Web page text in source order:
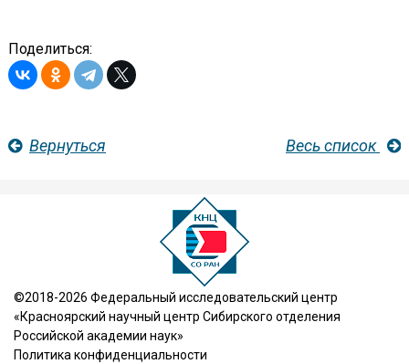
Поделиться:
Вернуться Весь список
©2018-2026 Федеральный исследовательский центр
«Красноярский научный центр Сибирского отделения
Российской академии наук»
Политика конфиденциальности